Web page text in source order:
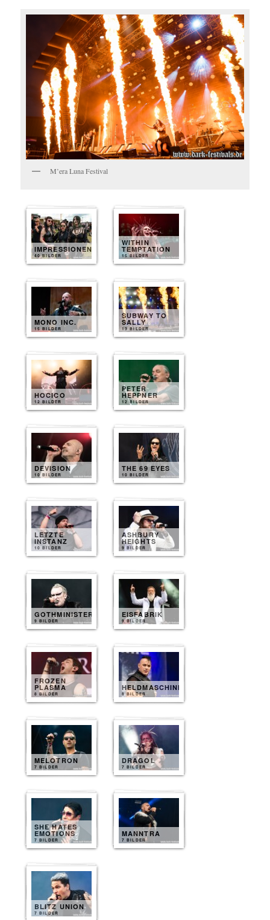
M’era Luna Festival
IMPRESSIONEN
40 BILDER
WITHIN
TEMPTATION
15 BILDER
MONO INC.
15 BILDER
SUBWAY TO
SALLY
13 BILDER
HOCICO
12 BILDER
PETER
HEPPNER
12 BILDER
DEVISION
10 BILDER
THE 69 EYES
10 BILDER
LETZTE
INSTANZ
10 BILDER
ASHBURY
HEIGHTS
9 BILDER
GOTHMINISTER
9 BILDER
EISFABRIK
9 BILDER
FROZEN
PLASMA
8 BILDER
HELDMASCHINE
8 BILDER
MELOTRON
7 BILDER
DRAGOL
7 BILDER
SHE HATES
EMOTIONS
7 BILDER
MANNTRA
7 BILDER
BLITZ UNION
7 BILDER